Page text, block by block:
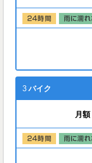
3 バイク
月額